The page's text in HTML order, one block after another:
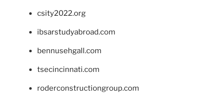
csity2022.org
ibsarstudyabroad.com
bennusehgall.com
tsecincinnati.com
roderconstructiongroup.com